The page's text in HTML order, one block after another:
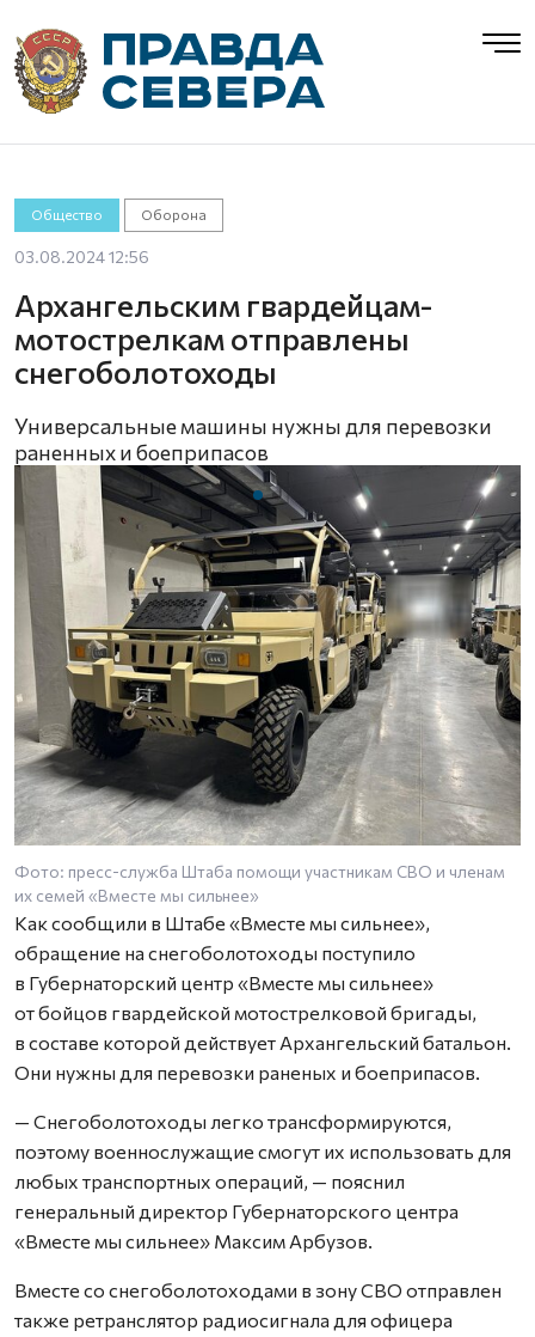
Общество Оборона
03.08.2024 12:56
Архангельским гвардейцам-
мотострелкам отправлены
снегоболотоходы
Универсальные машины нужны для перевозки
раненных и боеприпасов
Фото: пресс-служба Штаба помощи участникам СВО и членам
их семей «Вместе мы сильнее»
Как сообщили в Штабе «Вместе мы сильнее»,
обращение на снегоболотоходы поступило
в Губернаторский центр «Вместе мы сильнее»
от бойцов гвардейской мотострелковой бригады,
в составе которой действует Архангельский батальон.
Они нужны для перевозки раненых и боеприпасов.
— Снегоболотоходы легко трансформируются,
поэтому военнослужащие смогут их использовать для
любых транспортных операций, — пояснил
генеральный директор Губернаторского центра
«Вместе мы сильнее» Максим Арбузов.
Вместе со снегоболотоходами в зону СВО отправлен
также ретранслятор радиосигнала для офицера